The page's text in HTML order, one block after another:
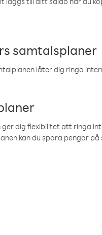
samtalsplaner
låter dig ringa
ger dig flexibilitet att ringa
kan du spara pengar